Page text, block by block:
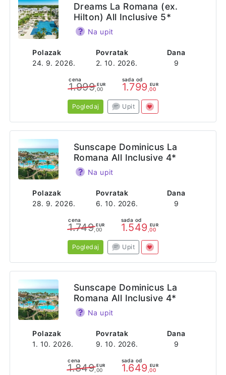
Polazak
24. 9. 2026.
Povratak
2. 10. 2026.
Dana
9
Dreams La Romana (ex.
Hilton) All Inclusive 5*
Na upit
cena
1.999 EUR
,00
sada od
1.799 EUR
,00
Pogledaj Upit
Polazak
28. 9. 2026.
Povratak
6. 10. 2026.
Dana
9
Sunscape Dominicus La
Romana All Inclusive 4*
Na upit
cena
1.749 EUR
,00
sada od
1.549 EUR
,00
Pogledaj Upit
Polazak
1. 10. 2026.
Povratak
9. 10. 2026.
Dana
9
Sunscape Dominicus La
Romana All Inclusive 4*
Na upit
cena
1.849 EUR
,00
sada od
1.649 EUR
,00